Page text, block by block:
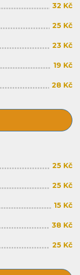
32 Kč
25 Kč
23 Kč
19 Kč
28 Kč
25 Kč
25 Kč
15 Kč
38 Kč
25 Kč